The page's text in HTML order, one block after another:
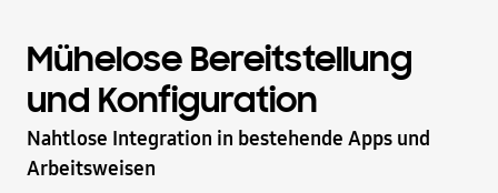
Mühelose Bereitstellung
und Konfiguration
Nahtlose Integration in bestehende Apps und
Arbeitsweisen